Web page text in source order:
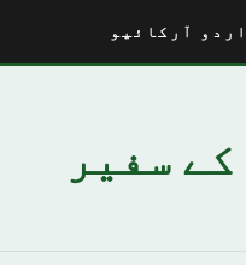
آرکائیو
سفیر